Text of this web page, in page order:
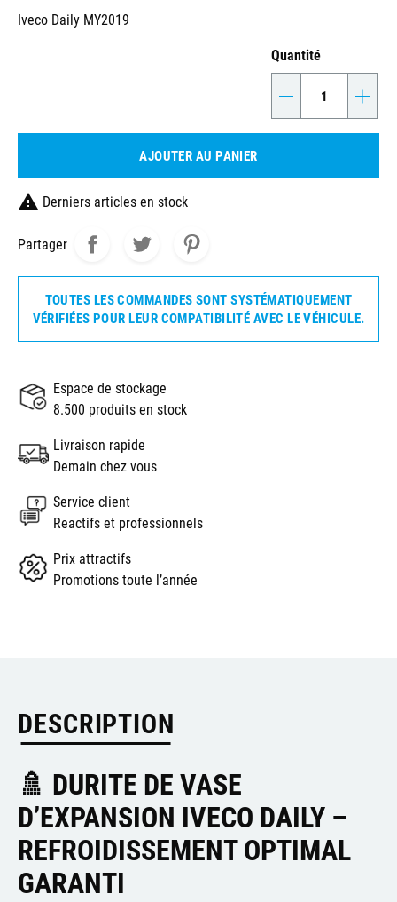
Iveco Daily MY2019
Quantité
- +
AJOUTER AU PANIER
 Derniers articles en stock
Partager
TOUTES LES COMMANDES SONT SYSTÉMATIQUEMENT
VÉRIFIÉES POUR LEUR COMPATIBILITÉ AVEC LE VÉHICULE.
Espace de stockage
8.500 produits en stock
Livraison rapide
Demain chez vous
Service client
Reactifs et professionnels
Prix attractifs
Promotions toute l’année
DESCRIPTION
🚿 DURITE DE VASE
D’EXPANSION IVECO DAILY –
REFROIDISSEMENT OPTIMAL
GARANTI